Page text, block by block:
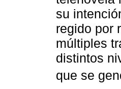
su
regido por
múltiples
distintos
que se